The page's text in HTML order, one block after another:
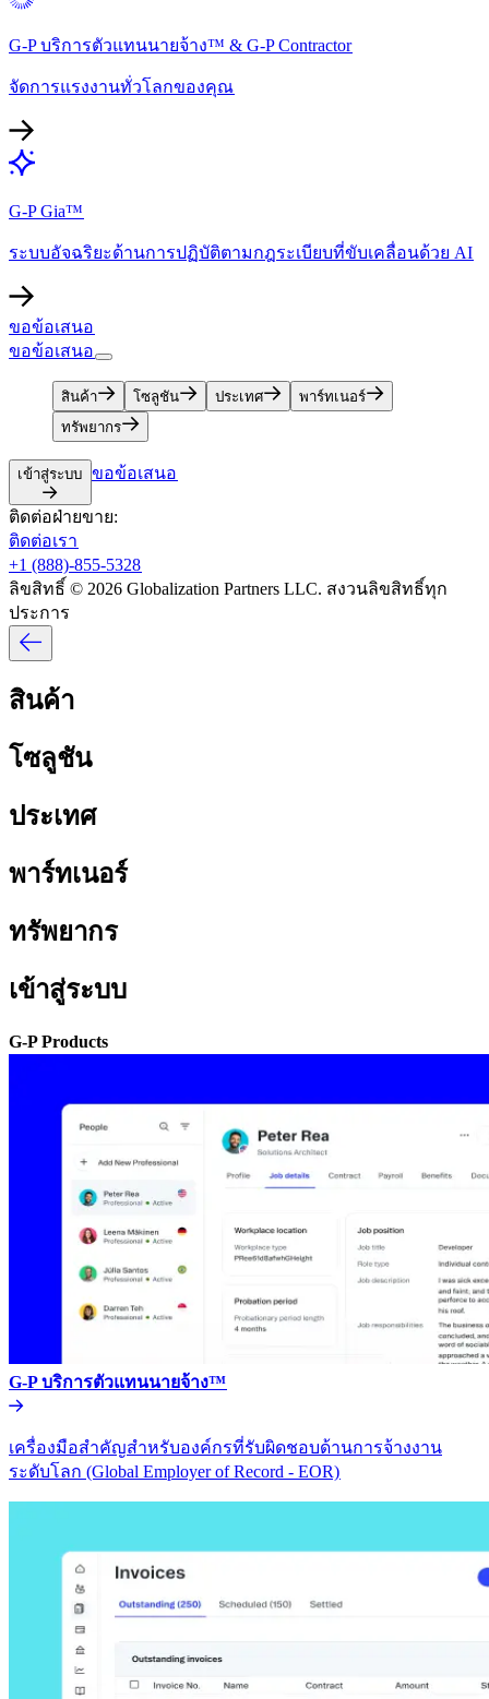
G-P บริการตัวแทนนายจ้าง™ & G-P Contractor​​
จัดการแรงงานทั่วโลกของคุณ​​
G-P Gia™​​
ระบบอัจฉริยะด้านการปฏิบัติตามกฎระเบียบที่ขับเคลื่อนด้วย AI​​
ขอข้อเสนอ​​
ขอข้อเสนอ​​
สินค้า​​ โซลูชัน​​ ประเทศ​​
พาร์ทเนอร์​​
ทรัพยากร​​
เข้าสู่ระบบ​​ ขอข้อเสนอ​​
ติดต่อฝ่ายขาย:​​
ติดต่อเรา​​
+1 (888)-855-5328​​
ลิขสิทธิ์ © 2026 Globalization Partners LLC. สงวนลิขสิทธิ์ทุก
ประการ​​
สินค้า​​
โซลูชัน​​
ประเทศ​​
พาร์ทเนอร์​​
ทรัพยากร​​
เข้าสู่ระบบ​​
G-P Products​​
G-P บริการตัวแทนนายจ้าง™​​
เครื่องมือสำคัญสำหรับองค์กรที่รับผิดชอบด้านการจ้างงาน
ระดับโลก (Global Employer of Record - EOR)​​